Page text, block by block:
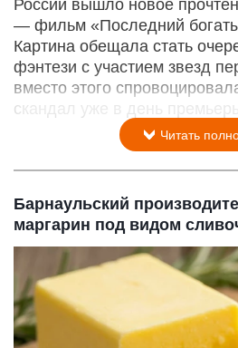
России вышло новое
— фильм «Последний
Картина обещала стать
фэнтези с участием звезд
вместо этого
скандал уже в день премьеры.
Читать
Барнаульский
маргарин под видом